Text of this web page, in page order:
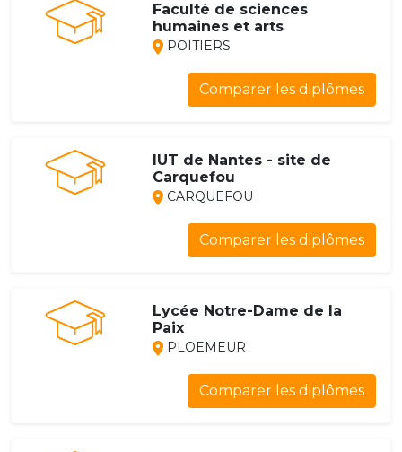
Faculté de sciences
humaines et arts
POITIERS
Comparer les diplômes
IUT de Nantes - site de
Carquefou
CARQUEFOU
Comparer les diplômes
Lycée Notre-Dame de la
Paix
PLOEMEUR
Comparer les diplômes